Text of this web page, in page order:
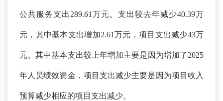
公共服务支出289.61万元。支出较去年减少40.39万
元，其中基本支出增加2.61万元，项目支出减少43万
元。其中基本支出较上年增加主要是因为增加了2025
年人员绩效资金，项目支出减少主要是因为项目收入
预算减少相应的项目支出减少。